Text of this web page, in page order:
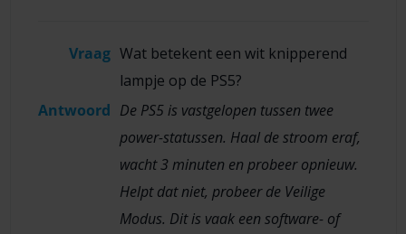
Vraag Wat betekent een wit knipperend
lampje op de PS5?
Antwoord De PS5 is vastgelopen tussen twee
power-statussen. Haal de stroom eraf,
wacht 3 minuten en probeer opnieuw.
Helpt dat niet, probeer de Veilige
Modus. Dit is vaak een software- of